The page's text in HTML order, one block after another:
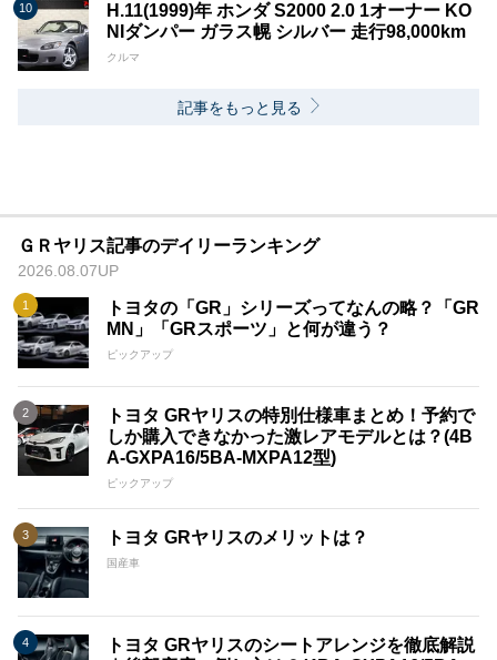
H.11(1999)年 ホンダ S2000 2.0 1オーナー KO
NIダンパー ガラス幌 シルバー 走行98,000km
クルマ
記事をもっと見る
ＧＲヤリス記事のデイリーランキング
2026.08.07UP
トヨタの「GR」シリーズってなんの略？「GR
MN」「GRスポーツ」と何が違う？
ピックアップ
トヨタ GRヤリスの特別仕様車まとめ！予約で
しか購入できなかった激レアモデルとは？(4B
A-GXPA16/5BA-MXPA12型)
ピックアップ
トヨタ GRヤリスのメリットは？
国産車
トヨタ GRヤリスのシートアレンジを徹底解説